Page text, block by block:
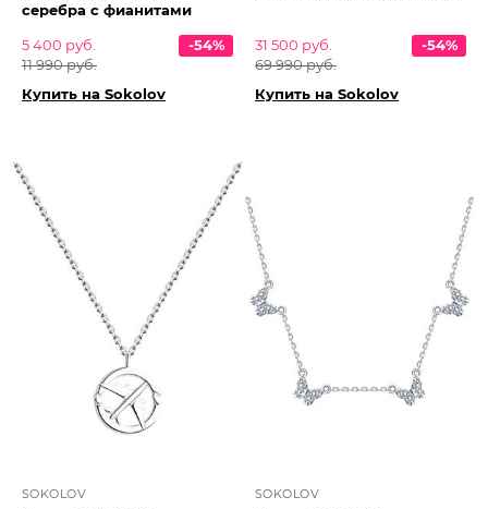
серебра с фианитами
5 400 руб.
11 990 руб.
-54%
Купить на Sokolov
31 500 руб.
69 990 руб.
-54%
Купить на Sokolov
SOKOLOV SOKOLOV